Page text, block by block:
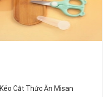
Kéo Cắt Thức Ăn Misan